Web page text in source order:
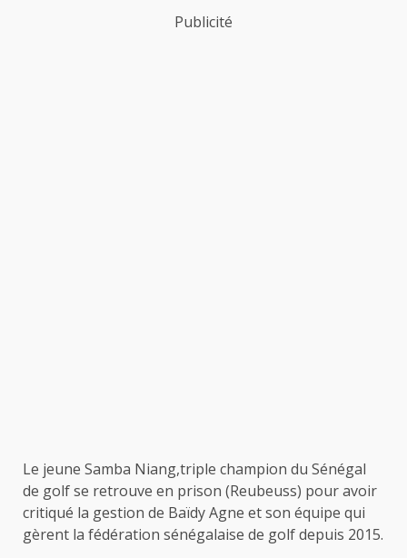
Publicité
Le jeune Samba Niang,triple champion du Sénégal
de golf se retrouve en prison (Reubeuss) pour avoir
critiqué la gestion de Baïdy Agne et son équipe qui
gèrent la fédération sénégalaise de golf depuis 2015.